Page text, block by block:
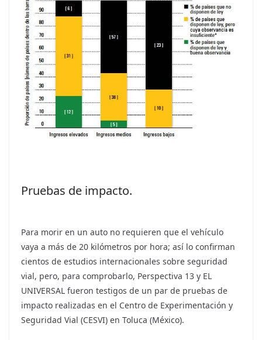
Pruebas de impacto.
Para morir en un auto no requieren que el vehículo
vaya a más de 20 kilómetros por hora; así lo confirman
cientos de estudios internacionales sobre seguridad
vial, pero, para comprobarlo, Perspectiva 13 y EL
UNIVERSAL fueron testigos de un par de pruebas de
impacto realizadas en el Centro de Experimentación y
Seguridad Vial (CESVI) en Toluca (México).